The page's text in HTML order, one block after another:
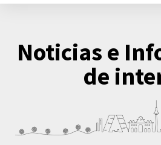
Noticias e
de